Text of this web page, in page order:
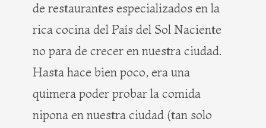
de restaurantes especializados en la
rica cocina del País del Sol Naciente
no para de crecer en nuestra ciudad.
Hasta hace bien poco, era una
quimera poder probar la comida
nipona en nuestra ciudad (tan solo